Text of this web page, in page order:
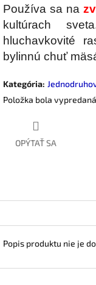
Používa sa na
kultúrach
hluchavkovité
bylinnú chuť
Kategória:
Položka bola
OPÝTAŤ SA
Popis produktu nie je